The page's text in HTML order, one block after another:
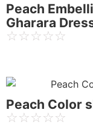
Peach
Gharara
☆☆☆☆☆
Peach Color
☆☆☆☆☆